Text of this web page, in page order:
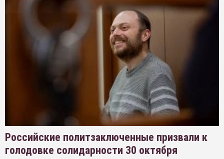
Российские политзаключенные призвали к
голодовке солидарности 30 октября